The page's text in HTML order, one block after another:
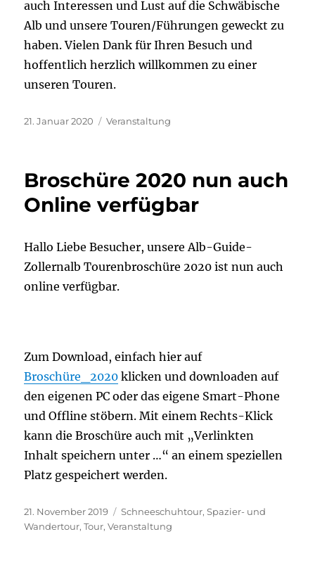
auch Interessen und Lust auf die Schwäbische
Alb und unsere Touren/Führungen geweckt zu
haben. Vielen Dank für Ihren Besuch und
hoffentlich herzlich willkommen zu einer
unseren Touren.
Veröffentlicht
21. Januar 2020 Kategorien
Veranstaltung
Broschüre 2020 nun auch
Online verfügbar
Hallo Liebe Besucher, unsere Alb-Guide-
Zollernalb Tourenbroschüre 2020 ist nun auch
online verfügbar.
Zum Download, einfach hier auf
Broschüre_2020 klicken und downloaden auf
den eigenen PC oder das eigene Smart-Phone
und Offline stöbern. Mit einem Rechts-Klick
kann die Broschüre auch mit „Verlinkten
Inhalt speichern unter …“ an einem speziellen
Platz gespeichert werden.
Veröffentlicht
am
21. November 2019 Kategorien
Schneeschuhtour,Spazier- und
Wandertour,Tour,Veranstaltung